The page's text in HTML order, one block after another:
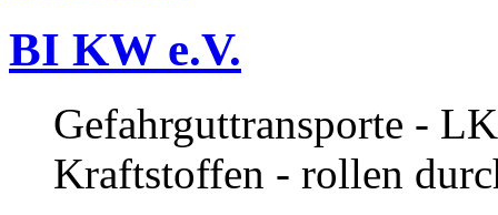
BI KW e.V.
Gefahrguttransporte -
Kraftstoffen - rollen